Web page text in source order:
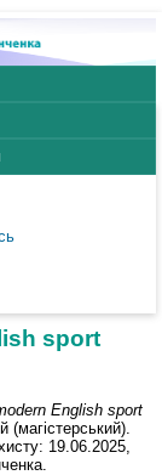
sport
English sport
(магістерський).
19.06.2025,